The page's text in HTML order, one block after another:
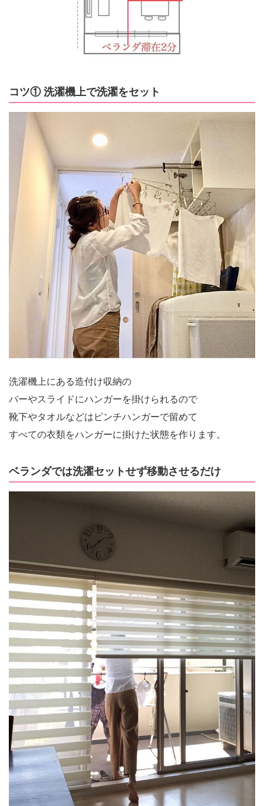
コツ① 洗濯機上で洗濯をセット
洗濯機上にある造付け収納の
バーやスライドにハンガーを掛けられるので
靴下やタオルなどはピンチハンガーで留めて
すべての衣類をハンガーに掛けた状態を作ります。
ベランダでは洗濯セットせず移動させるだけ